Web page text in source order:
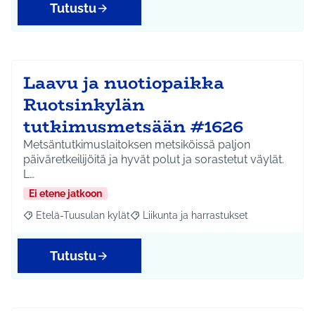
Tutustu
Laavu ja nuotiopaikka
Ruotsinkylän
tutkimusmetsään #1626
Metsäntutkimuslaitoksen metsiköissä paljon
päiväretkeilijöitä ja hyvät polut ja sorastetut väylät.
L…
Ei etene jatkoon
Rajaa tulokset aihepiirin mukaan: Etelä-Tuusulan kylät
Etelä-Tuusulan kylät Rajaa tulokset teeman mukaan:
Liikunta ja harrastukset
Tutustu